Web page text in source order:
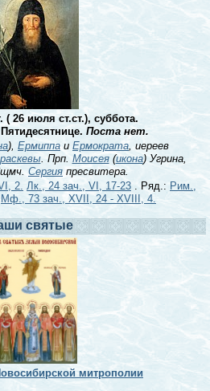
( 26 июля ст.ст.), суббота.
Поста нет.
), Ермиппаи Ермократа, иереев
. Прп. Моисея(икона) Угрина,
Сергия пресвитера.
2. Лк., 24 зач., VI, 17-23 . Ряд.: Рим.,
Мф., 73 зач., XVII, 24 - XVIII, 4.
святые
митрополии